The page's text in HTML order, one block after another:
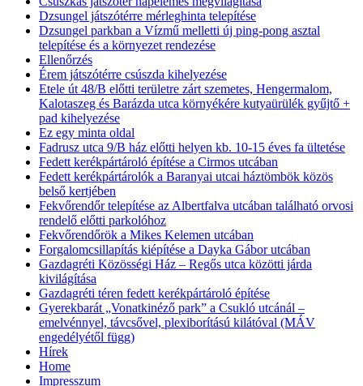
Dzsungel játszótérre mérleghinta telepítése
Dzsungel parkban a Vízmű melletti új ping-pong asztal
telepítése és a környezet rendezése
Ellenőrzés
Érem játszótérre csúszda kihelyezése
Etele út 48/B előtti területre zárt szemetes, Hengermalom,
Kalotaszeg és Barázda utca környékére kutyaürülék gyűjtő +
pad kihelyezése
Ez egy minta oldal
Fadrusz utca 9/B ház előtti helyen kb. 10-15 éves fa ültetése
Fedett kerékpártároló építése a Cirmos utcában
Fedett kerékpártárolók a Baranyai utcai háztömbök közös
belső kertjében
Fekvőrendőr telepítése az Albertfalva utcában található orvosi
rendelő előtti parkolóhoz
Fekvőrendőrök a Mikes Kelemen utcában
Forgalomcsillapítás kiépítése a Dayka Gábor utcában
Gazdagréti Közösségi Ház – Regős utca közötti járda
kivilágítása
Gazdagréti téren fedett kerékpártároló építése
Gyerekbarát „Vonatkinéző park” a Csukló utcánál –
emelvénnyel, távcsővel, plexiborítású kilátóval (MÁV
engedélyétől függ)
Hírek
Home
Impresszum